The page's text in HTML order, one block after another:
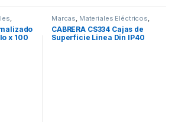
,
x 100
Marcas, Materiales Eléctricos,
Plásticos Cabrera ,Seguridad ,
Tableros y Gabinetes
CABRERA CS334 Cajas de
Superficie Linea Din IP40